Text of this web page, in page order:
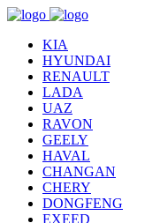
KIA
HYUNDAI
RENAULT
LADA
UAZ
RAVON
GEELY
HAVAL
CHANGAN
CHERY
DONGFENG
EXEED